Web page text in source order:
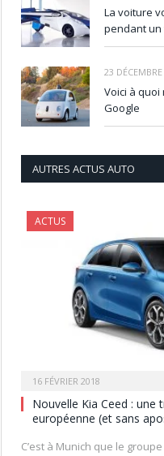
La voiture
pendant un
23
Voici à
Google
AUTRES ACTUS AUTO
ACTUS
16 FÉVRIER 2018
Nouvelle Kia Ceed : une
européenne (et sans
C’est à Munich que le